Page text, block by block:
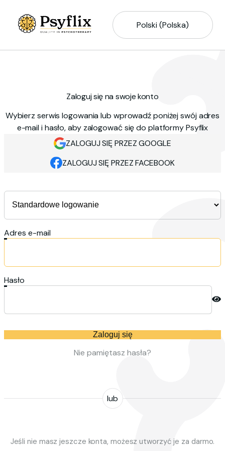
Polski (Polska)
Zaloguj się na swoje konto
Wybierz serwis logowania lub wprowadź poniżej swój adres
e-mail i hasło, aby zalogować się do platformy Psyflix
ZALOGUJ SIĘ PRZEZ GOOGLE
ZALOGUJ SIĘ PRZEZ FACEBOOK
Adres e-mail
Hasło
Zaloguj się
Nie pamiętasz hasła?
lub
Jeśli nie masz jeszcze konta, możesz utworzyć je za darmo.